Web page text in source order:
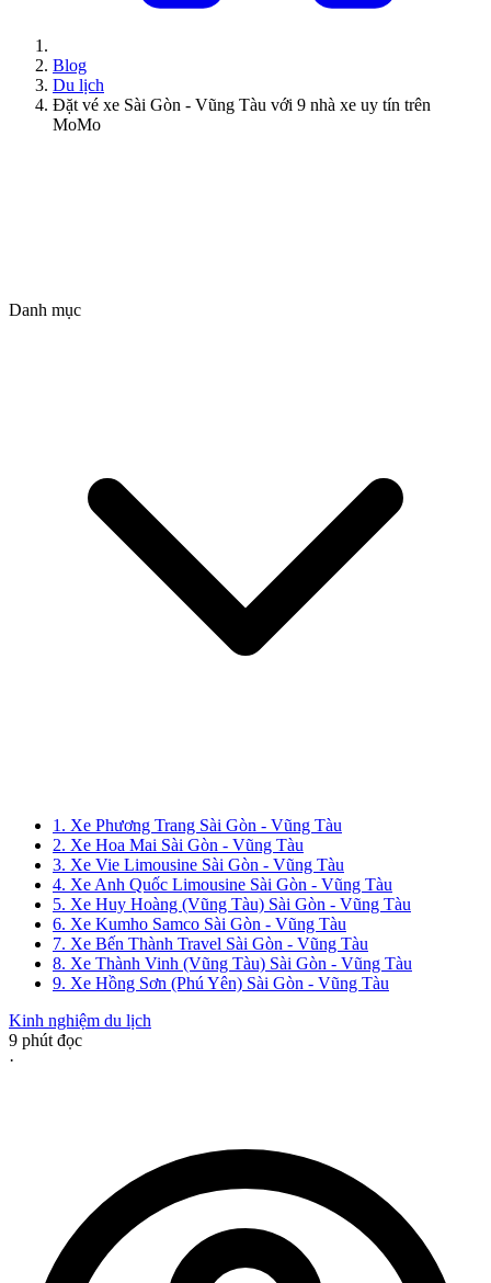
Blog
Du lịch
Đặt vé xe Sài Gòn - Vũng Tàu với 9 nhà xe uy tín trên
MoMo
Danh mục
1. Xe Phương Trang Sài Gòn - Vũng Tàu
2. Xe Hoa Mai Sài Gòn - Vũng Tàu
3. Xe Vie Limousine Sài Gòn - Vũng Tàu
4. Xe Anh Quốc Limousine Sài Gòn - Vũng Tàu
5. Xe Huy Hoàng (Vũng Tàu) Sài Gòn - Vũng Tàu
6. Xe Kumho Samco Sài Gòn - Vũng Tàu
7. Xe Bến Thành Travel Sài Gòn - Vũng Tàu
8. Xe Thành Vinh (Vũng Tàu) Sài Gòn - Vũng Tàu
9. Xe Hồng Sơn (Phú Yên) Sài Gòn - Vũng Tàu
Kinh nghiệm du lịch
9 phút đọc
·